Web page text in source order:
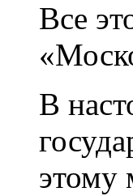
Все
В
этому